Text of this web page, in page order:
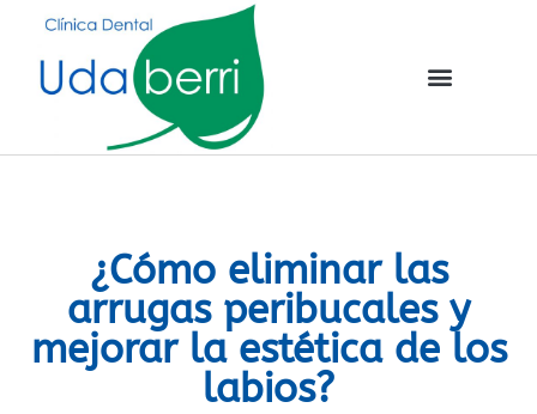
¿Cómo eliminar las
arrugas peribucales y
mejorar la estética de los
labios?